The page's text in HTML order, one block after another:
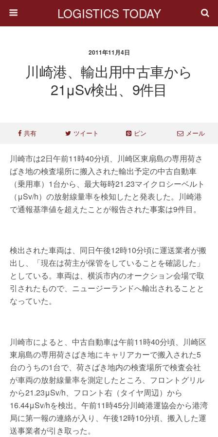
LOGISTICS TODAY
2011年11月4日
川崎港、輸出用中古車から
21μSv検出、9件目
共有 ツイート ピン メール
川崎市は2日午前11時40分頃、川崎区東扇島の専用荷さ
ばき地の検査場所に搬入された輸出予定の中古自動車
（乗用車）1台から、最大毎時21.23マイクロシーベルト
（μSv/h）の放射線量率を検知したと発表した。川崎港
で通報基準値を超えたことが報告された事案は9件目。
検出された車両は、同日午後12時10分頃に運送業者が搬
出し、「現在は荷主が保管をしていることを確認した」
としている。車両は、横浜市内のオークション会場で取
引されたもので、ニュージーランドへ輸出されることと
なっていた。
川崎市によると、中古自動車は午前11時40分頃、川崎区
東扇島の専用荷さばき地にキャリアカーで搬入された5
台のうちの1台で、荷さばき地内の検査場所で検査会社
が車両の放射線量率を測定したところ、フロントグリル
から21.23μSv/h、フロント右（タイヤ周辺）から
16.44μSv/hを検出。午前11時45分川崎港運協会から港湾
局に第一報の連絡が入り、午後12時10分頃、搬入した運
送事業者が引き取った。